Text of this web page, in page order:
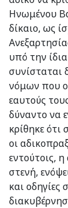
Ηνωμένου
δίκαιο, ως
υπό την
συνίσταται
νόμων που
εαυτούς
δύναντο να
κρίθηκε
οι
εντούτοις,
στενή,
και οδηγίες